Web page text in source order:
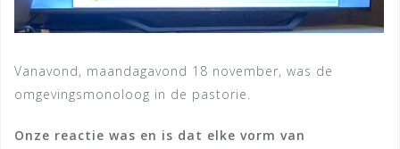
Vanavond, maandagavond 18 november, was de
omgevingsmonoloog in de pastorie.
Onze reactie was en is dat elke vorm van